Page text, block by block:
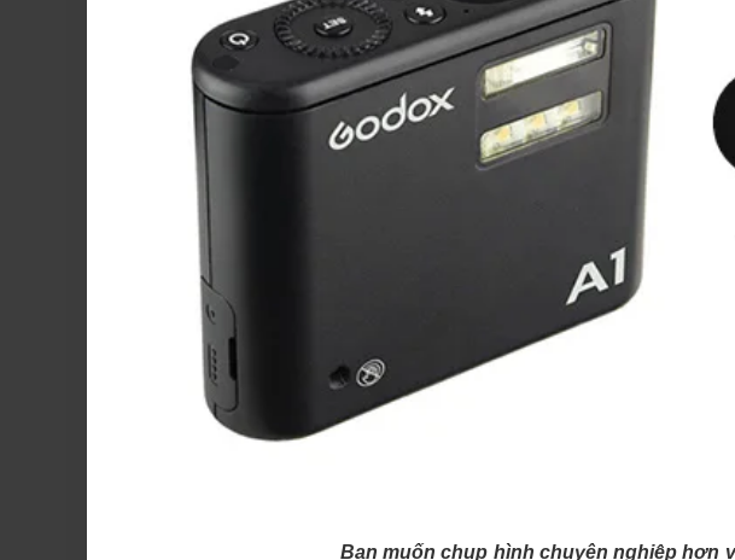
Bạn muốn chụp hình chuyên nghiệp hơn